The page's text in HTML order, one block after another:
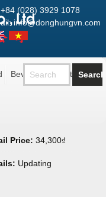
(028) 3929 1078
info@donghungvn.com
Beverage Pantry
Inomata
Price: 34,300₫
Updating